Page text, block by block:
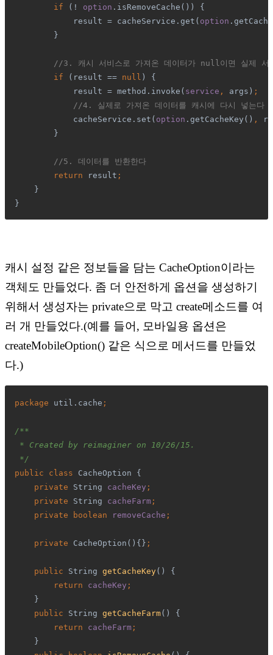
if
(! option .isRemoveCache()) {
            result = cacheService.get(
option
}
//3. 캐시 서비스로 가져온 데이터가 null이면 실제 서
if
(result == null ) {
            result = method.invoke(
service , args) ;
//4. 실제로 가져온 데이터를 캐시에 다시 넣는다
cacheService.set( option .getCacheKey() ,
}
//5. 데이터를 반환한다
return
result ;
}
}
캐시 설정 같은 정보들을 담는 CacheOption이라는
객체도 만들었다. 좀 더 안전하게 옵션을 생성하기
위해서 생성자는 private으로 막고 create메소드를 여
러 개 만들었다.(예를 들어, 모바일용 옵션은
createMobileOption() 같은 식으로 메서드를 만들었
다.)
package util.cache ;
/**
* Created by reimaginer on 10/26/15.
*/
public class CacheOption {
private String cacheKey ;
    private
String cacheFarm ;
    private boolean
removeCache ;
    private
CacheOption(){} ;
    public
String getCacheKey() {
return cacheKey ;
}
public String getCacheFarm() {
return cacheFarm ;
}